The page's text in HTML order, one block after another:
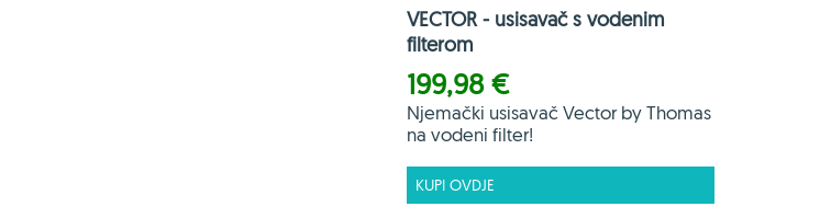
VECTOR - usisavač s vodenim
filterom
199,98 €
Njemački usisavač Vector by Thomas
na vodeni filter!
KUPI OVDJE